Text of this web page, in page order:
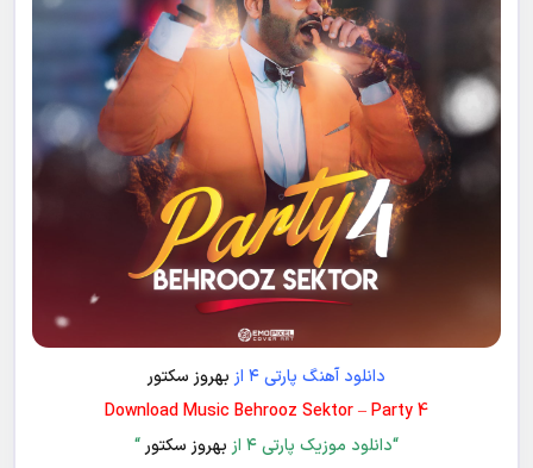
دانلود آهنگ پارتی ۴ از
بهروز سکتور
Download Music Behrooz Sektor – Party 4
“دانلود موزیک پارتی ۴ از
بهروز سکتور “